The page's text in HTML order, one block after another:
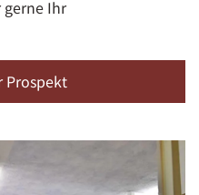
gerne Ihr
Prospekt